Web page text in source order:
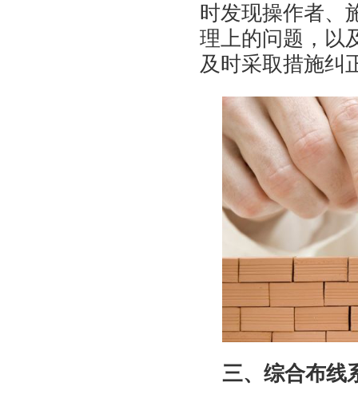
时发现操作者、
理上的问题，以
及时采取措施纠
三、综合布线